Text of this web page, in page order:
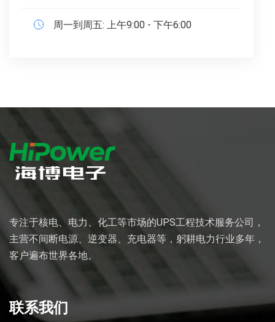
周一到周五: 上午9:00 - 下午6:00
专注于核电、电力、化工等市场的UPS工程技术服务公司，
主营不间断电源、逆变器、充电器等，躬耕电力行业多年，
客户遍布世界各地。
联系我们